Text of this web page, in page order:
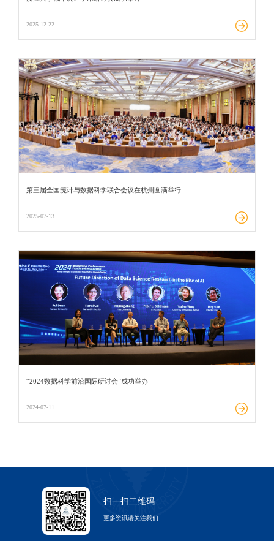
2025-12-22
第三届全国统计与数据科学联合会议在杭州圆满举行
2025-07-13
“2024数据科学前沿国际研讨会”成功举办
2024-07-11
扫一扫二维码
更多资讯请关注我们